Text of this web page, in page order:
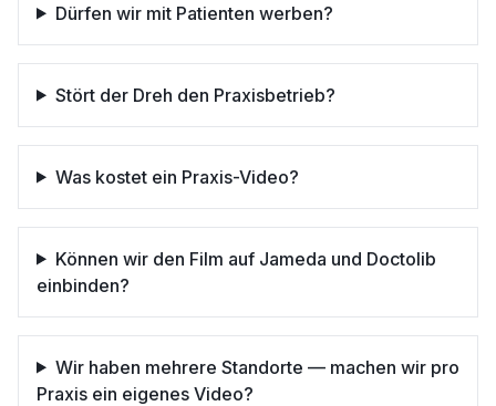
Dürfen wir mit Patienten werben?
Stört der Dreh den Praxisbetrieb?
Was kostet ein Praxis-Video?
Können wir den Film auf Jameda und Doctolib
einbinden?
Wir haben mehrere Standorte — machen wir pro
Praxis ein eigenes Video?